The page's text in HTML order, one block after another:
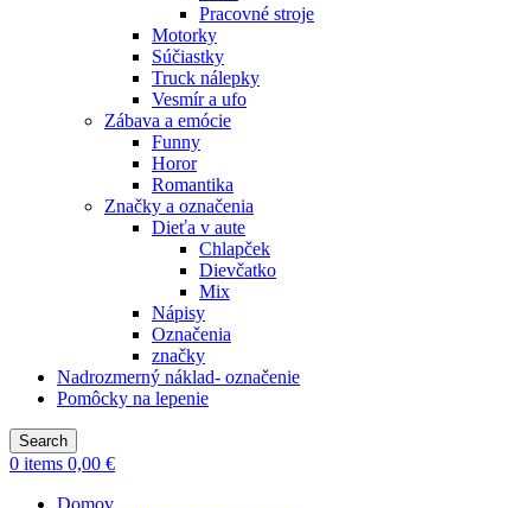
Pracovné stroje
Motorky
Súčiastky
Truck nálepky
Vesmír a ufo
Zábava a emócie
Funny
Horor
Romantika
Značky a označenia
Dieťa v aute
Chlapček
Dievčatko
Mix
Nápisy
Označenia
značky
Nadrozmerný náklad- označenie
Pomôcky na lepenie
Search
0 items 0,00 €
Domov